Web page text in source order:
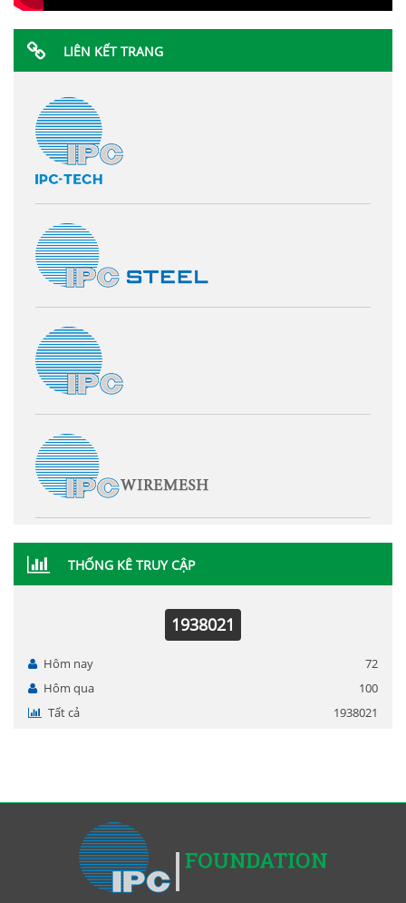
LIÊN KẾT TRANG
THỐNG KÊ TRUY CẬP
1938021
Hôm nay
72
Hôm qua
100
Tất cả
1938021